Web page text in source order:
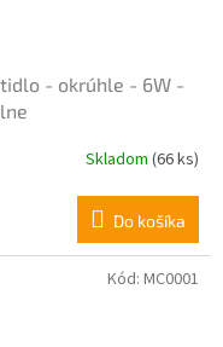
- okrúhle - 6W -
Skladom (66 ks)
Do košíka
Kód: MC0001